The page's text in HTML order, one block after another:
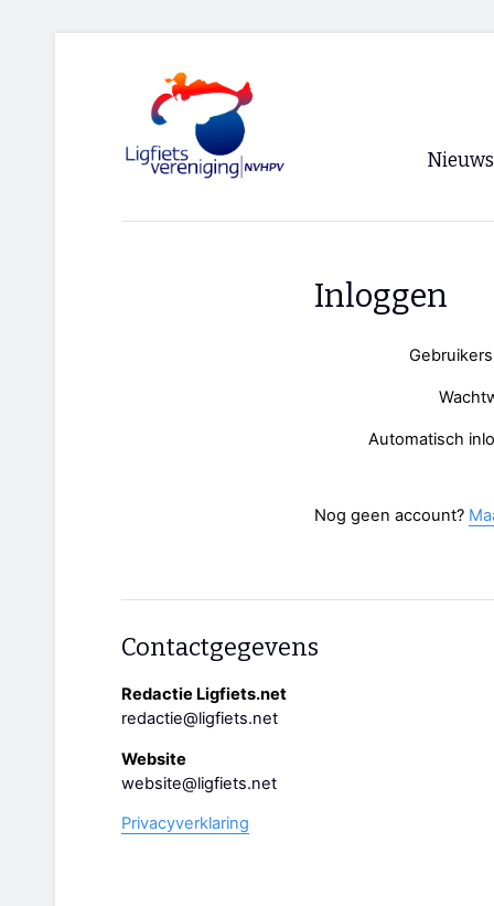
Nieuws
Inloggen
Automatisch
Nog geen account?
Contactgegevens
Redactie Ligfiets.net
redactie@ligfiets.net
Website
website@ligfiets.net
Privacyverklaring